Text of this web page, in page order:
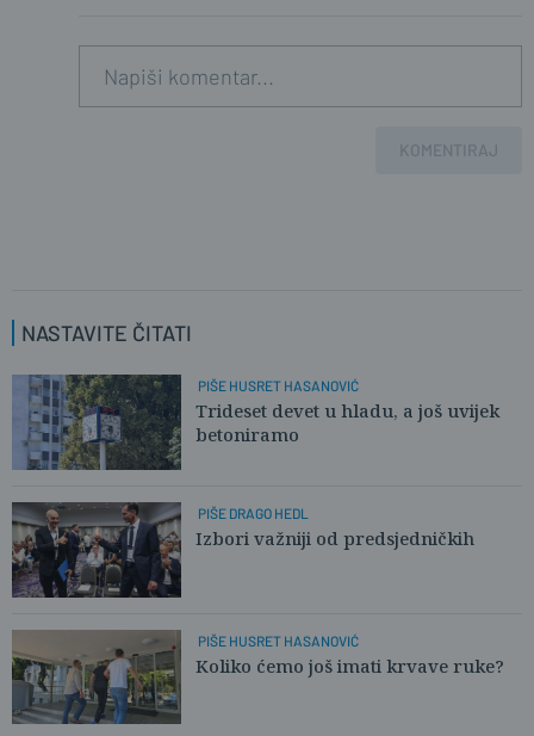
KOMENTIRAJ
NASTAVITE ČITATI
PIŠE HUSRET HASANOVIĆ
Trideset devet u hladu, a još uvijek
betoniramo
PIŠE DRAGO HEDL
Izbori važniji od predsjedničkih
PIŠE HUSRET HASANOVIĆ
Koliko ćemo još imati krvave ruke?